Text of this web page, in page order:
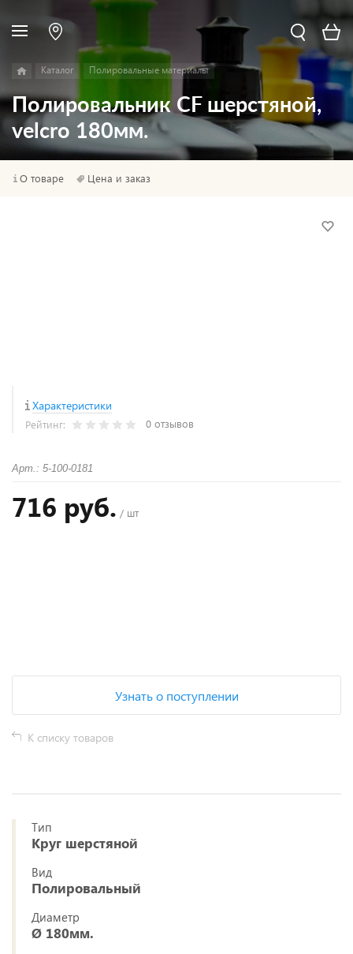
Каталог Полировальные материалы
Полировальник CF шерстяной,
velcro 180мм.
О товаре Цена и заказ
Характеристики
Рейтинг: 0 отзывов
Арт.: 5-100-0181
716 руб. / шт
Узнать о поступлении
К списку товаров
Тип
Круг шерстяной
Вид
Полировальный
Диаметр
Ø 180мм.